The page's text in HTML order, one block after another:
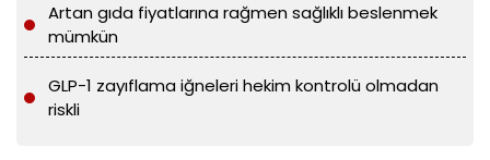
Artan gıda fiyatlarına rağmen sağlıklı beslenmek
mümkün
GLP-1 zayıflama iğneleri hekim kontrolü olmadan
riskli